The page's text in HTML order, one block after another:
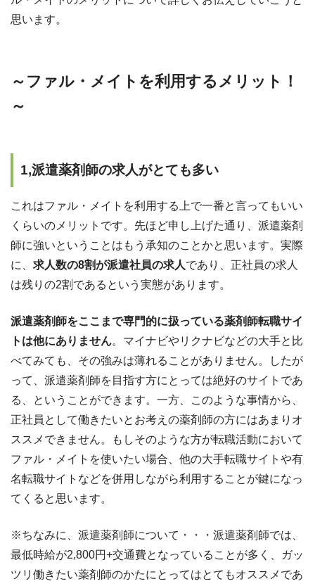
思います。
～ファル・メイトを利用するメリット！
～
1,派遣薬剤師の求人がとても多い
これはファル・メイトを利用する上で一番と言ってもいい
くらいのメリットです。先ほど申し上げた通り、派遣薬剤
師に強いということはもう承知のことかと思います。実際
に、 求人数の8割が派遣社員の求人であり、正社員の求人
は残りの2割であるという実態があります。
派遣薬剤師をここまで専門的に扱っている薬剤師転職サイ
トは他にありません。マイナビやリクナビなどの大手と比
べてみても、その強みは薄れることがありません。したが
って、派遣薬剤師を目指す方にとっては絶好のサイトであ
る、ということができます。一方、このような事情から、
正社員として働きたいとお考えの薬剤師の方にはあまりオ
ススメできません。もしそのような方が転職活動において
ファル・メイトを使いたい場合、他の大手転職サイトや有
名転職サイトなどを併用しながら利用することが鍵になっ
てくると思います。
※ちなみに、派遣薬剤師について・・・派遣薬剤師では、
最低時給が2,800円+交通費となっていることが多く、ガッ
ツリ働きたい薬剤師のかたにとってはとてもオススメであ